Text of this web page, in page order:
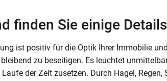
finden Sie einige
ist positiv für die Optik Ihrer Immobilie
zu beseitigen. Es leuchtet
der Zeit zusetzen. Durch Hagel,